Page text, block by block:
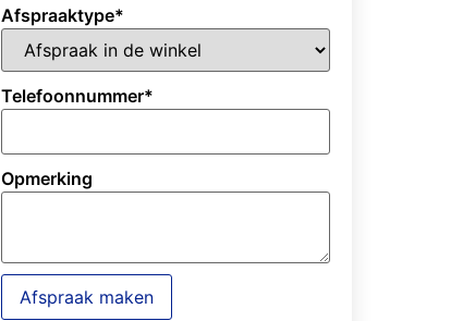
Afspraaktype*
Telefoonnummer*
Opmerking
Afspraak maken